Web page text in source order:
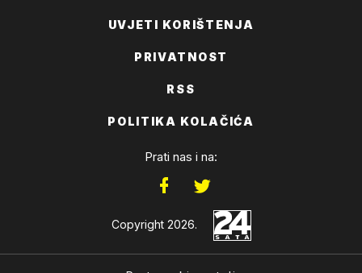
UVJETI KORIŠTENJA
PRIVATNOST
RSS
POLITIKA KOLAČIĆA
Prati nas i na:
Copyright 2026.